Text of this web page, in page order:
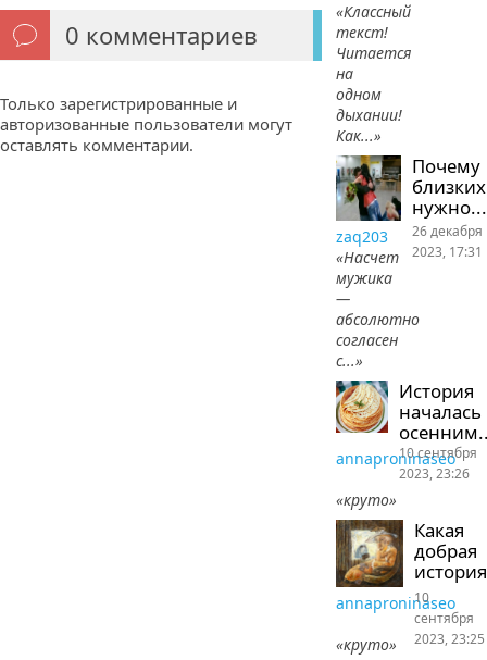
0 комментариев
Только зарегистрированные и
авторизованные пользователи могут
оставлять комментарии.
«Классный
текст!
Читается
на
одном
дыхании!
Как...»
Почему
близких
нужно...
zaq203
«Насчет
мужика
—
абсолютно
согласен
с...»
26 декабря
2023, 17:31
История
началась
annaproninaseo
«круто»
10 сентября
2023, 23:26
Какая
добрая
история
annaproninaseo
«круто»
10
сентября
2023, 23:25